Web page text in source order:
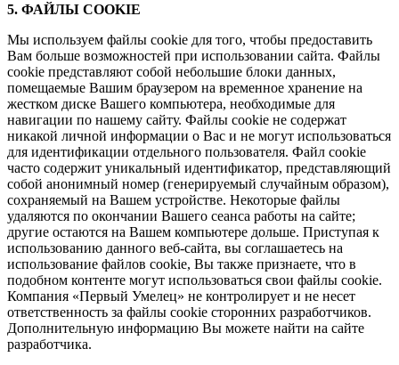
5. ФАЙЛЫ COOKIE
Мы используем файлы cookie для того, чтобы предоставить
Вам больше возможностей при использовании сайта. Файлы
cookie представляют собой небольшие блоки данных,
помещаемые Вашим браузером на временное хранение на
жестком диске Вашего компьютера, необходимые для
навигации по нашему сайту. Файлы cookie не содержат
никакой личной информации о Вас и не могут использоваться
для идентификации отдельного пользователя. Файл cookie
часто содержит уникальный идентификатор, представляющий
собой анонимный номер (генерируемый случайным образом),
сохраняемый на Вашем устройстве. Некоторые файлы
удаляются по окончании Вашего сеанса работы на сайте;
другие остаются на Вашем компьютере дольше. Приступая к
использованию данного веб-сайта, вы соглашаетесь на
использование файлов cookie, Вы также признаете, что в
подобном контенте могут использоваться свои файлы cookie.
Компания «Первый Умелец» не контролирует и не несет
ответственность за файлы cookie сторонних разработчиков.
Дополнительную информацию Вы можете найти на сайте
разработчика.